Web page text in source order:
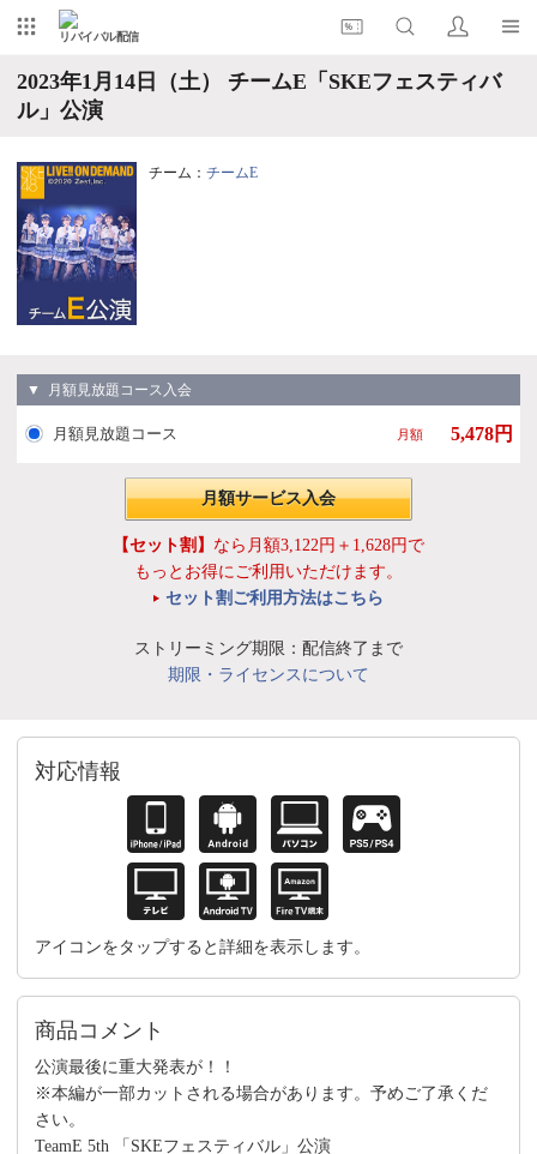
リバイバル配信
2023年1月14日（土） チームE「SKEフェスティバ
ル」公演
チーム： チームE
▼ 月額見放題コース入会
月額見放題コース 月額 5,478円
月額サービス入会
【セット割】 なら月額3,122円＋1,628円で
もっとお得にご利用いただけます。
セット割ご利用方法はこちら
ストリーミング期限：配信終了まで
期限・ライセンスについて
対応情報
アイコンをタップすると詳細を表示します。
商品コメント
公演最後に重大発表が！！
※本編が一部カットされる場合があります。予めご了承くだ
さい。
TeamE 5th 「SKEフェスティバル」公演